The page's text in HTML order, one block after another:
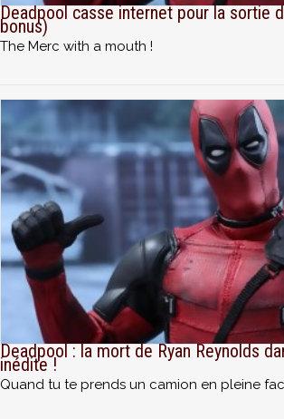
Deadpool casse internet pour la sortie
bonus)
The Merc with a mouth !
Deadpool : la mort de Ryan Reynolds
inédite !
Quand tu te prends un camion en pleine